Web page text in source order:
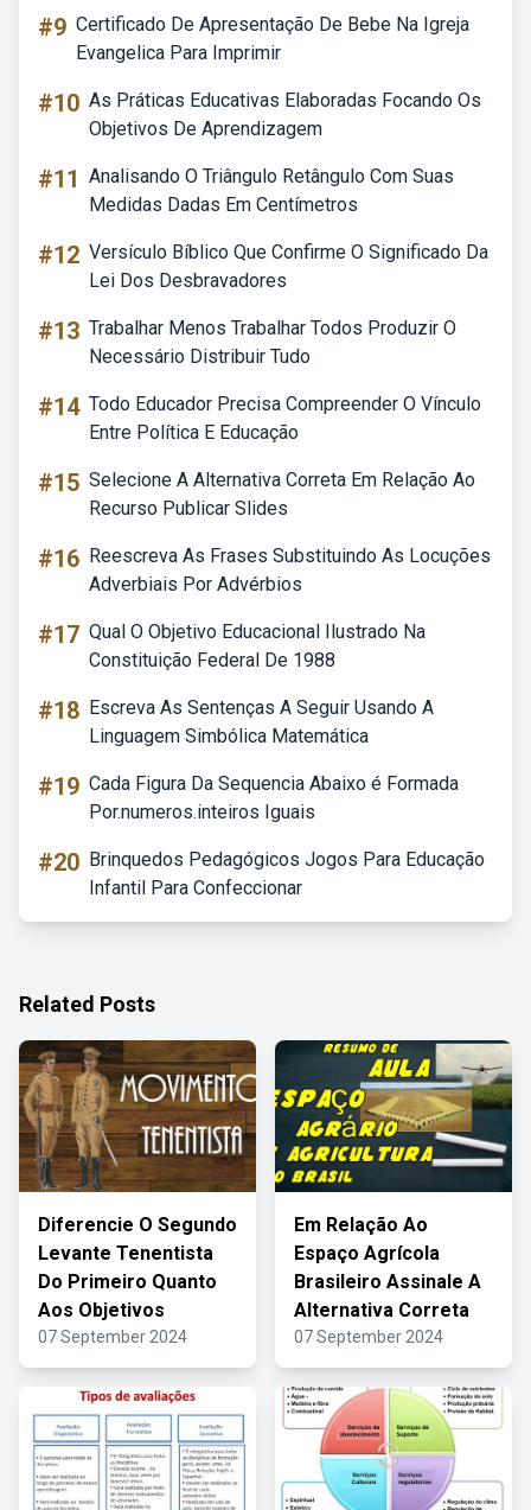
#9 Certificado De Apresentação De Bebe Na Igreja
Evangelica Para Imprimir
#10 As Práticas Educativas Elaboradas Focando Os
Objetivos De Aprendizagem
#11 Analisando O Triângulo Retângulo Com Suas
Medidas Dadas Em Centímetros
#12 Versículo Bíblico Que Confirme O Significado Da
Lei Dos Desbravadores
#13 Trabalhar Menos Trabalhar Todos Produzir O
Necessário Distribuir Tudo
#14 Todo Educador Precisa Compreender O Vínculo
Entre Política E Educação
#15 Selecione A Alternativa Correta Em Relação Ao
Recurso Publicar Slides
#16 Reescreva As Frases Substituindo As Locuções
Adverbiais Por Advérbios
#17 Qual O Objetivo Educacional Ilustrado Na
Constituição Federal De 1988
#18 Escreva As Sentenças A Seguir Usando A
Linguagem Simbólica Matemática
#19 Cada Figura Da Sequencia Abaixo é Formada
Por.numeros.inteiros Iguais
#20 Brinquedos Pedagógicos Jogos Para Educação
Infantil Para Confeccionar
Related Posts
Diferencie O Segundo
Levante Tenentista
Do Primeiro Quanto
Aos Objetivos
07 September 2024
Em Relação Ao
Espaço Agrícola
Brasileiro Assinale A
Alternativa Correta
07 September 2024